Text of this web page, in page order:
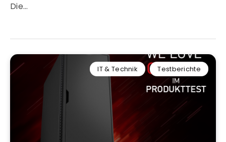
Die…
IT & Technik Testberichte